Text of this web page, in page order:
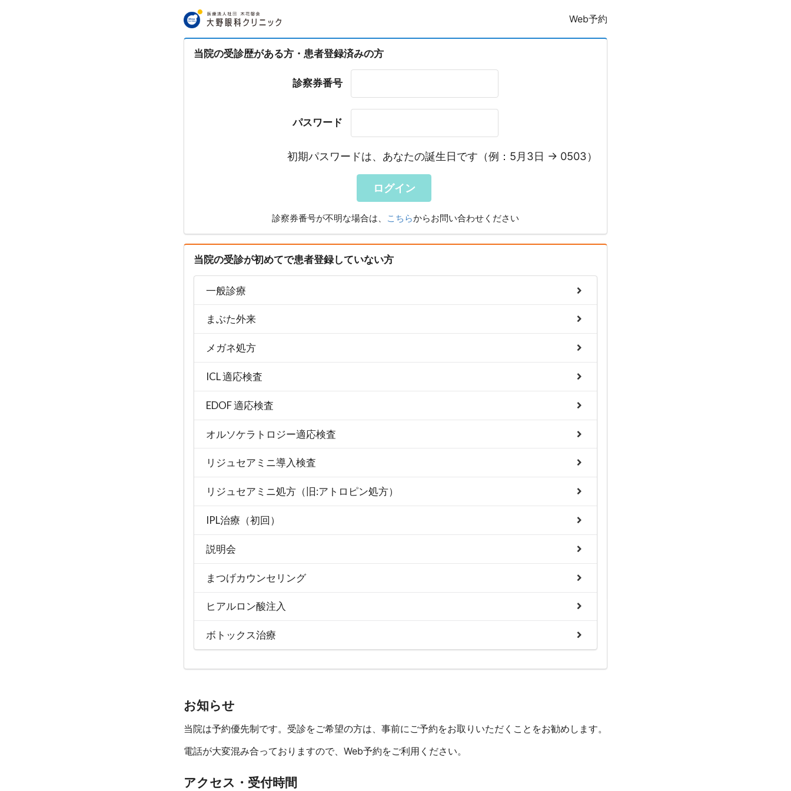
Web予約
当院の受診歴がある方・患者登録済みの方
診察券番号
パスワード
初期パスワードは、あなたの誕生日です（例：5月3日 → 0503）
ログイン
診察券番号が不明な場合は、 こちらからお問い合わせください
当院の受診が初めてで患者登録していない方
一般診療
まぶた外来
メガネ処方
ICL 適応検査
EDOF 適応検査
オルソケラトロジー適応検査
リジュセアミニ導入検査
リジュセアミニ処方（旧:アトロピン処方）
IPL治療（初回）
説明会
まつげカウンセリング
ヒアルロン酸注入
ボトックス治療
お知らせ
当院は予約優先制です。受診をご希望の方は、事前にご予約をお取りいただくことをお勧めします。
電話が大変混み合っておりますので、Web予約をご利用ください。
アクセス・受付時間